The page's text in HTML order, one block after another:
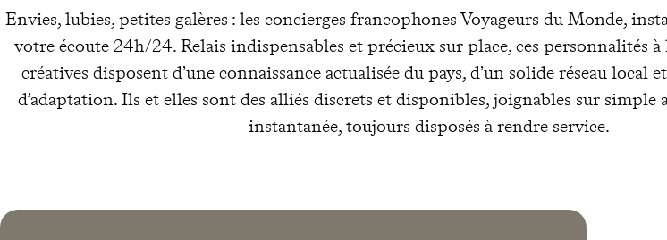
Envies, lubies, petites galères : les concierges francophones Voyageurs du Monde,
votre écoute 24h/24. Relais indispensables et précieux sur place, ces personnalités
créatives disposent d’une connaissance actualisée du pays, d’un solide réseau local
d’adaptation. Ils et elles sont des alliés discrets et disponibles, joignables sur simple
instantanée, toujours disposés à rendre service.